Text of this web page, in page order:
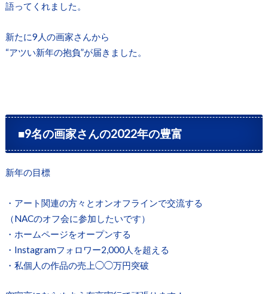
語ってくれました。
新たに9人の画家さんから
“アツい新年の抱負”が届きました。
■9名の画家さんの2022年の豊富
新年の目標
・アート関連の方々とオンオフラインで交流する
（NACのオフ会に参加したいです）
・ホームページをオープンする
・Instagramフォロワー2,000人を超える
・私個人の作品の売上◯◯万円突破